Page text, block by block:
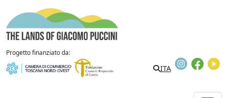
Skip to content
Progetto finanziato da:
ITA
Instagram